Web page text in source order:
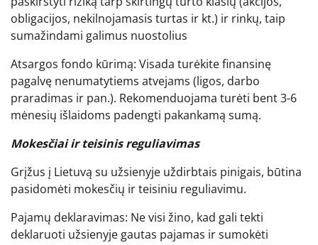
obligacijos, nekilnojamasis turtas ir kt.) ir rinkų, taip
sumažindami galimus nuostolius
Atsargos fondo kūrimą: Visada turėkite finansinę
pagalvę nenumatytiems atvejams (ligos, darbo
praradimas ir pan.). Rekomenduojama turėti bent 3-6
mėnesių išlaidoms padengti pakankamą sumą.
Mokesčiai ir teisinis reguliavimas
Grįžus į Lietuvą su užsienyje uždirbtais pinigais, būtina
pasidomėti mokesčių ir teisiniu reguliavimu.
Pajamų deklaravimas: Ne visi žino, kad gali tekti
deklaruoti užsienyje gautas pajamas ir sumokėti